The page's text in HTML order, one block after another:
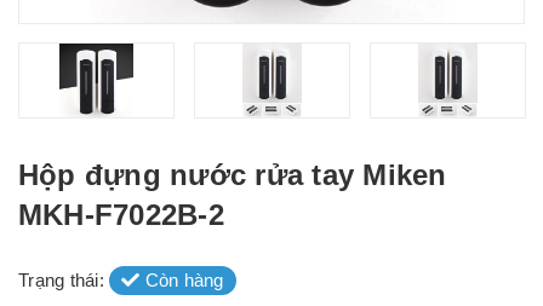
Hộp đựng nước rửa tay Miken
MKH-F7022B-2
Trạng thái: Còn hàng